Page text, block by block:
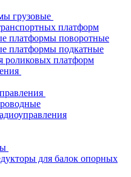
грузовые
платформ
платформы поворотные
платформы подкатные
роликовых платформ
для балок опорных